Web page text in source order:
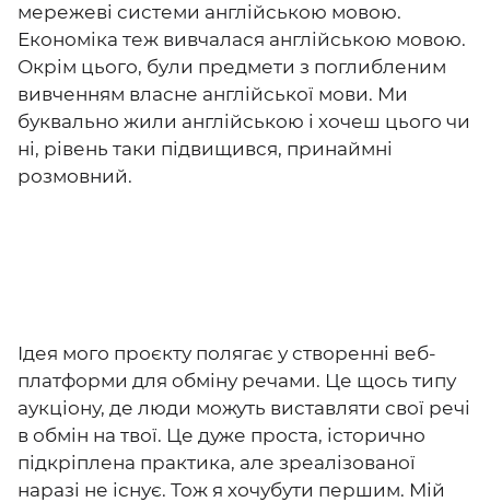
мережеві системи англійською мовою.
Економіка теж вивчалася англійською мовою.
Окрім цього, були предмети з поглибленим
вивченням власне англійської мови. Ми
буквально жили англійською і хочеш цього чи
ні, рівень таки підвищився, принаймні
розмовний.
Ідея мого проєкту полягає у створенні веб-
платформи для обміну речами. Це щось типу
аукціону, де люди можуть виставляти свої речі
в обмін на твої. Це дуже проста, історично
підкріплена практика, але зреалізованої
наразі не існує. Тож я хочубути першим. Мій